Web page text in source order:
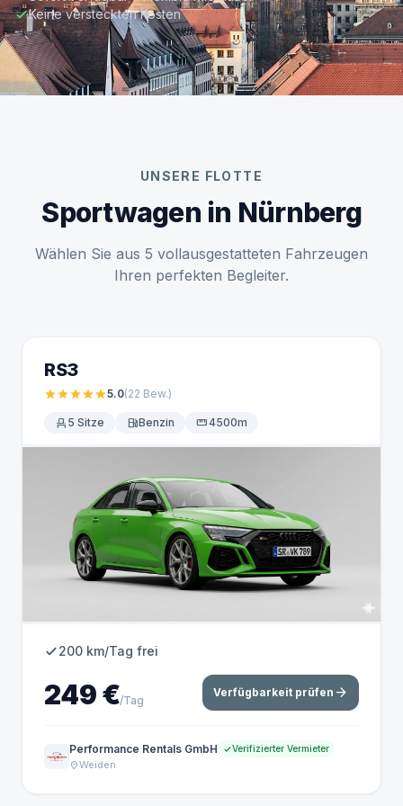
Keine versteckten Kosten
UNSERE FLOTTE
Sportwagen in Nürnberg
Wählen Sie aus 5 vollausgestatteten Fahrzeugen
Ihren perfekten Begleiter.
RS3
starstarstarstarstar5.0(22 Bew.)
event_seat 5 Sitze local_gas_stationBenzin straighten4500m
200 km/Tag frei
249 €/Tag
Verfügbarkeit prüfen arrow_forward
Performance Rentals GmbH Verifizierter Vermieter
location_onWeiden